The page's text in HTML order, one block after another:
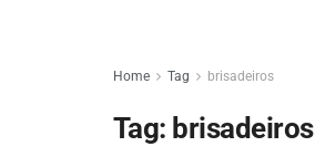
Home Tag brisadeiros
Tag: brisadeiros